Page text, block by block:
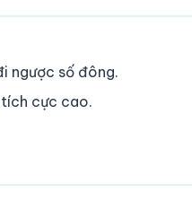
ngược số đông.
tích cực cao.